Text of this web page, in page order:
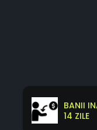
BANII
14 ZILE